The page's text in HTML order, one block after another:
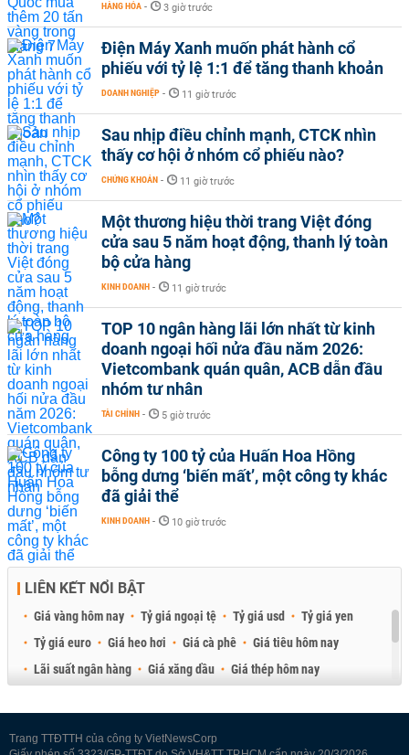
HÀNG HÓA - 3 giờ trước
Điện Máy Xanh muốn phát hành cổ
phiếu với tỷ lệ 1:1 để tăng thanh khoản
DOANH NGHIỆP - 11 giờ trước
Sau nhịp điều chỉnh mạnh, CTCK nhìn
thấy cơ hội ở nhóm cổ phiếu nào?
CHỨNG KHOÁN - 11 giờ trước
Một thương hiệu thời trang Việt đóng
cửa sau 5 năm hoạt động, thanh lý toàn
bộ cửa hàng
KINH DOANH - 11 giờ trước
TOP 10 ngân hàng lãi lớn nhất từ kinh
doanh ngoại hối nửa đầu năm 2026:
Vietcombank quán quân, ACB dẫn đầu
nhóm tư nhân
TÀI CHÍNH - 5 giờ trước
Công ty 100 tỷ của Huấn Hoa Hồng
bỗng dưng ‘biến mất’, một công ty khác
đã giải thể
KINH DOANH - 10 giờ trước
LIÊN KẾT NỔI BẬT
Giá vàng hôm nay Tỷ giá ngoại tệ Tỷ giá usd
Tỷ giá yen
Tỷ giá euro
Giá heo hơi Giá cà phê
Giá tiêu hôm nay
Lãi suất ngân hàng
Giá xăng dầu
Giá thép hôm nay
Trang TTĐTTH của công ty VietNewsCorp